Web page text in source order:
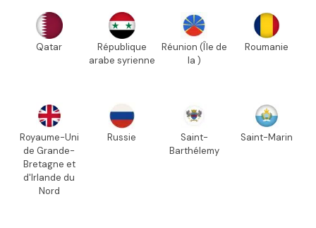
Qatar
République
arabe syrienne
Réunion (Île de
la )
Roumanie
Royaume-Uni
de Grande-
Bretagne et
d'Irlande du
Nord
Russie
Saint-
Barthélemy
Saint-Marin